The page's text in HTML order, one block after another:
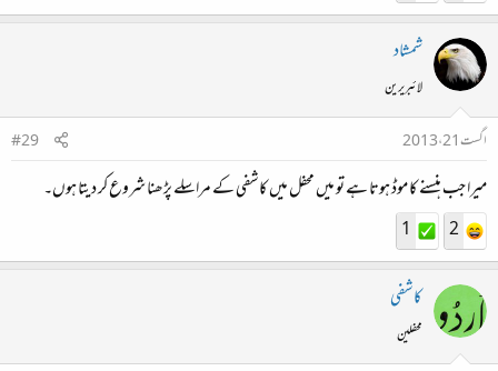
شمشاد
لائبریرین
اگست 21، 2013
#29
میرا جب ہنسنے کا موڈ ہوتا ہے تو میں محفل میں کاشفی کے مراسلے پڑھنا شروع کر دیتا ہوں۔
2
1
کاشفی
محفلین